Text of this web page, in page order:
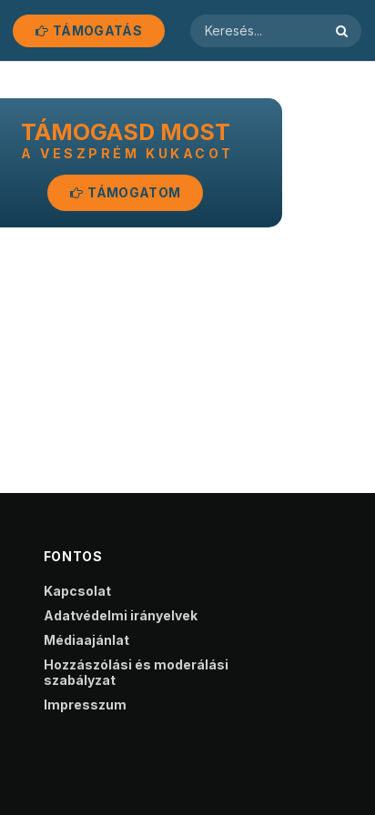
TÁMOGATÁS
TÁMOGASD MOST
A VESZPRÉM KUKACOT
TÁMOGATOM
FONTOS
Kapcsolat
Adatvédelmi irányelvek
Médiaajánlat
Hozzászólási és moderálási
szabályzat
Impresszum